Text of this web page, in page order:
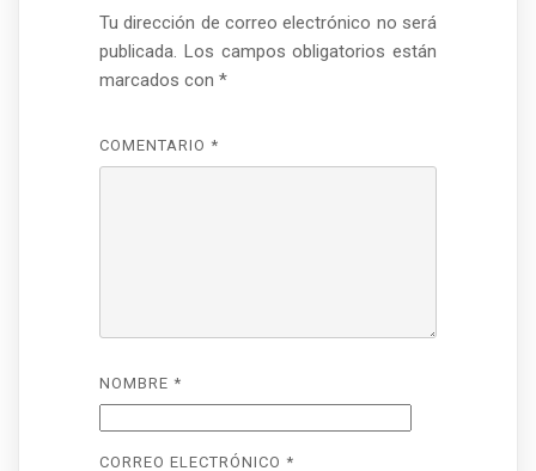
Tu dirección de correo electrónico no será
publicada. Los campos obligatorios están
marcados con *
COMENTARIO *
NOMBRE *
CORREO ELECTRÓNICO *